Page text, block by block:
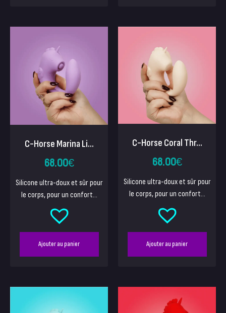
C-Horse Marina Li...
68.00€
Silicone ultra-doux et sûr pour
le corps, pour un confort...
Ajouter au panier
C-Horse Coral Thr...
68.00€
Silicone ultra-doux et sûr pour
le corps, pour un confort...
Ajouter au panier